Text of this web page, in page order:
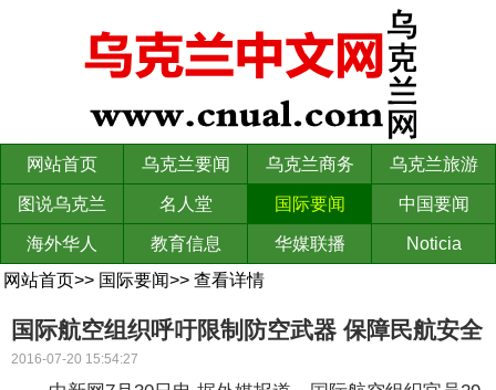
网站首页 乌克兰要闻 乌克兰商务 乌克兰旅游
图说乌克兰 名人堂 国际要闻 中国要闻
海外华人 教育信息 华媒联播
Noticia
网站首页>> 国际要闻>> 查看详情
国际航空组织呼吁限制防空武器 保障民航安全
2016-07-20 15:54:27